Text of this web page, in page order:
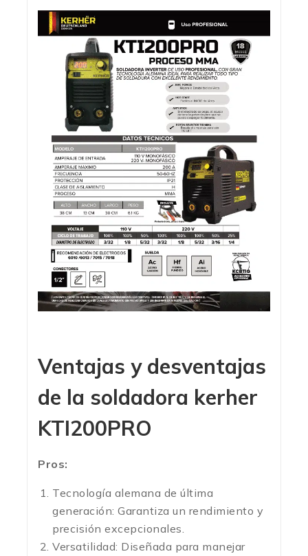
Ventajas y desventajas
de la soldadora kerher
KTI200PRO
Pros:
Tecnología alemana de última
generación: Garantiza un rendimiento y
precisión excepcionales.
Versatilidad: Diseñada para manejar